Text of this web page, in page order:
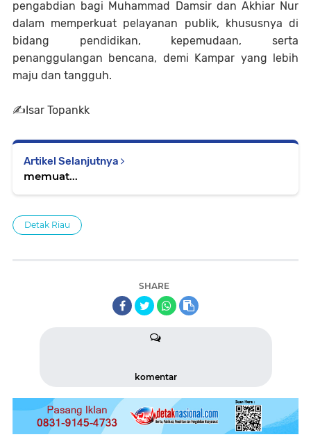
pengabdian bagi Muhammad Damsir dan Akhiar Nur
dalam memperkuat pelayanan publik, khususnya di
bidang pendidikan, kepemudaan, serta
penanggulangan bencana, demi Kampar yang lebih
maju dan tangguh.
✍️Isar Topankk
Artikel Selanjutnya
memuat...
Detak Riau
SHARE
komentar